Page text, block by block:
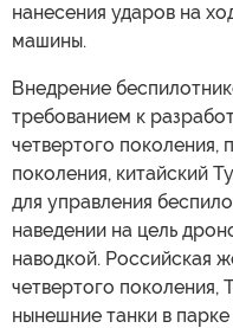
нанесения ударов на
машины.
Внедрение
требованием к
четвертого поколения,
поколения, китайский
для управления
наведении на цель
наводкой. Российская
четвертого поколения,
нынешние танки в